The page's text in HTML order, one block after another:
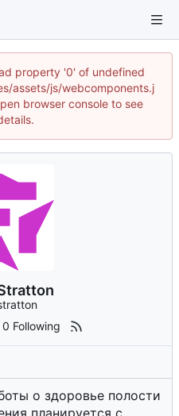
property '0' of undefined
assets/js/webcomponents.j
browser console to see
0 Following
о здоровье полости